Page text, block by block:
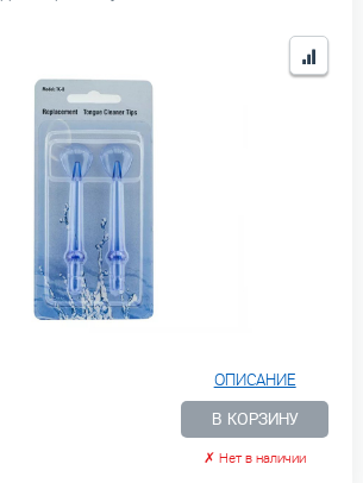
ОПИСАНИЕ
В КОРЗИНУ
✗ Нет в наличии